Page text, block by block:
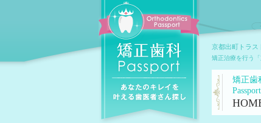
京都出町トラス
矯正治療を行う
矯正歯
Passport